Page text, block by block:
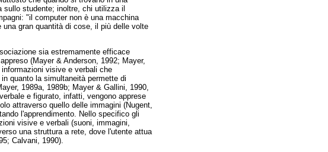
studente; inoltre, chi utilizza il
"il computer non è una macchina
gran quantità di cose, il più delle volte
sia estremamente efficace
(Mayer & Anderson, 1992; Mayer,
visive e verbali che
quanto la simultaneità permette di
1989a, 1989b; Mayer & Gallini, 1990,
e figurato, infatti, vengono apprese
attraverso quello delle immagini (Nugent,
l'apprendimento. Nello specifico gli
visive e verbali (suoni, immagini,
una struttura a rete, dove l'utente attua
Calvani, 1990).